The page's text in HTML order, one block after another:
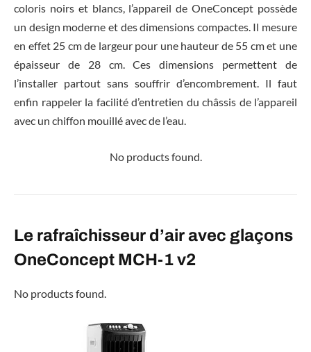
coloris noirs et blancs, l’appareil de OneConcept possède
un design moderne et des dimensions compactes. Il mesure
en effet 25 cm de largeur pour une hauteur de 55 cm et une
épaisseur de 28 cm. Ces dimensions permettent de
l’installer partout sans souffrir d’encombrement. Il faut
enfin rappeler la facilité d’entretien du châssis de l’appareil
avec un chiffon mouillé avec de l’eau.
No products found.
Le rafraîchisseur d’air avec glaçons
OneConcept MCH-1 v2
No products found.